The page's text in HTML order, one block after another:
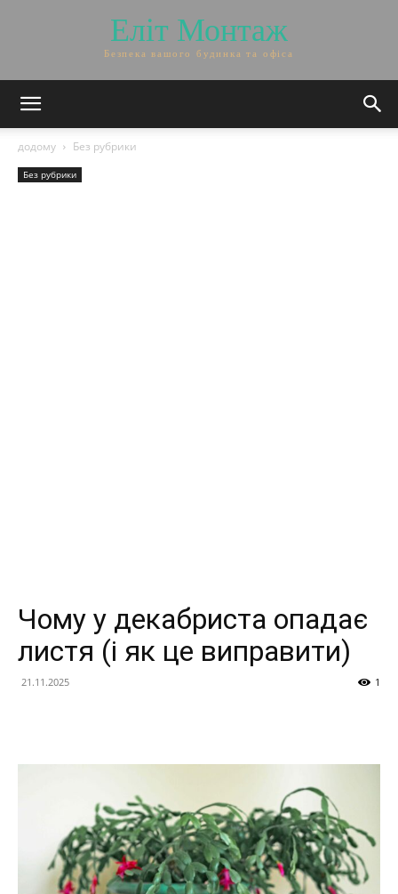
Еліт Монтаж
Безпека вашого будинка та офіса
додому Без рубрики
Без рубрики
Чому у декабриста опадає
листя (і як це виправити)
21.11.2025 1